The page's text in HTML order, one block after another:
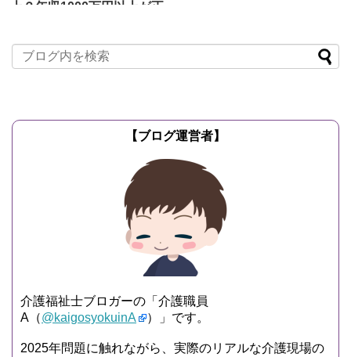
上？年収1000万円以上が正
2020/3/11
介護職員の求
介護職員の求人で「高収入」を謳ってい
【ブログ運営者】
介護福祉士ブロガーの「介護職員
A（@kaigosyokuinA ）」です。
2025年問題に触れながら、実際のリアルな介護現場の